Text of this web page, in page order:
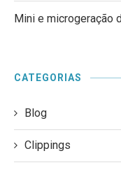
Mini e microgeração
CATEGORIAS
Blog
Clippings